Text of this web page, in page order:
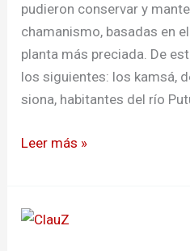
pudieron conservar y
chamanismo, basadas en
planta más preciada. De
los siguientes: los kamsá,
siona, habitantes del río
Leer más »
Deportivo